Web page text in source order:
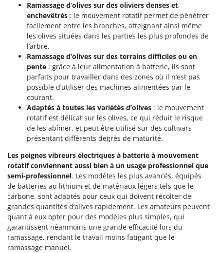
Ramassage d’olives sur des oliviers denses et
enchevêtrés : le mouvement rotatif permet de pénétrer
facilement entre les branches, atteignant ainsi même
les olives situées dans les parties les plus profondes de
l’arbre.
Ramassage d’olives sur des terrains difficiles ou en
pente : grâce à leur alimentation à batterie, ils sont
parfaits pour travailler dans des zones où il n’est pas
possible d’utiliser des machines alimentées par le
courant.
Adaptés à toutes les variétés d’olives : le mouvement
rotatif est délicat sur les olives, ce qui réduit le risque
de les abîmer, et peut être utilisé sur des cultivars
présentant différents degrés de maturité.
Les peignes vibreurs électriques à batterie à mouvement
rotatif conviennent aussi bien à un usage professionnel que
semi-professionnel. Les modèles les plus avancés, équipés
de batteries au lithium et de matériaux légers tels que le
carbone, sont adaptés pour ceux qui doivent récolter de
grandes quantités d’olives rapidement. Les amateurs peuvent
quant à eux opter pour des modèles plus simples, qui
garantissent néanmoins une grande efficacité lors du
ramassage, rendant le travail moins fatigant que le
ramassage manuel.